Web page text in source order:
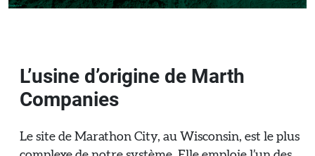
L’usine d’origine de Marth
Companies
Le site de Marathon City, au Wisconsin, est le plus